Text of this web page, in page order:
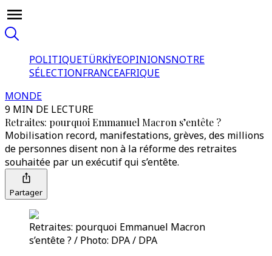
POLITIQUETÜRKİYEOPINIONSNOTRE
SÉLECTIONFRANCEAFRIQUE
MONDE
9 MIN DE LECTURE
Retraites: pourquoi Emmanuel Macron s’entête ?
Mobilisation record, manifestations, grèves, des millions
de personnes disent non à la réforme des retraites
souhaitée par un exécutif qui s’entête.
Partager
Retraites: pourquoi Emmanuel Macron
s’entête ? / Photo: DPA / DPA